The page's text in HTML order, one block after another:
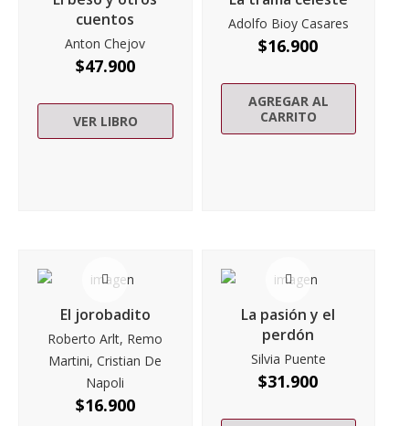
cuentos
Anton Chejov
$47.900
VER LIBRO
Adolfo Bioy Casares
$16.900
AGREGAR AL
CARRITO
El jorobadito
Roberto Arlt, Remo
Martini, Cristian De
Napoli
$16.900
La pasión y el
perdón
Silvia Puente
$31.900